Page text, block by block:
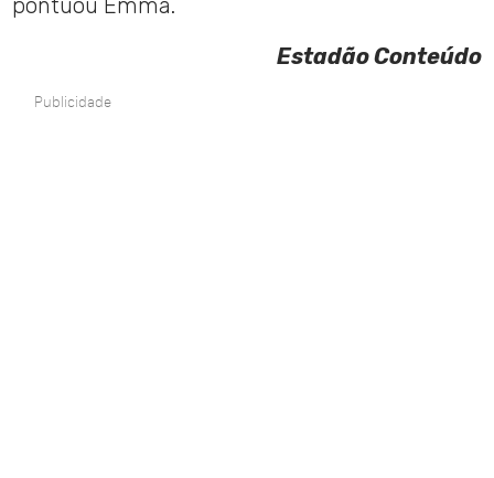
pontuou Emma.
Estadão Conteúdo
Publicidade